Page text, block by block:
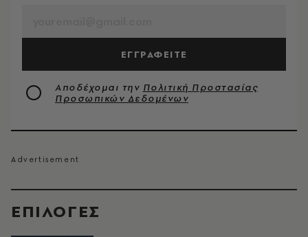
EΠΙΛΟΓΈΣ
ΕΓΓΡΑΦΕΙΤΕ
Αποδέχομαι την Πολιτική Προστασίας
Προσωπικών Δεδομένων